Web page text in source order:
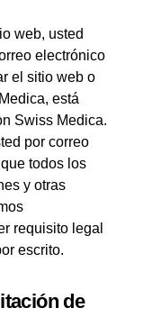
web, usted
electrónico
el sitio web o
está
Swiss Medica.
por correo
todos los
y otras
requisito legal
escrito.
de